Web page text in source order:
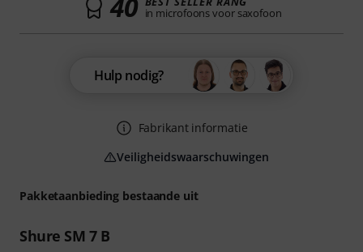
Pakketaanbieding bestaande uit
Shure SM 7 B
in microfoons voor saxofoon
Hulp nodig?
Fabrikant informatie
Veiligheidswaarschuwingen